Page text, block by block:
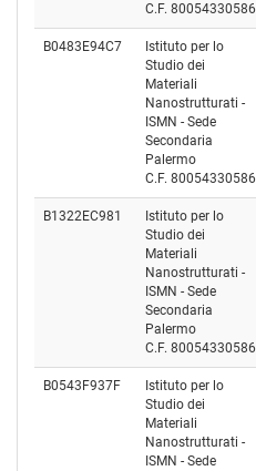
C.F. 80054330586
B0483E94C7
Istituto per lo
Studio dei
Materiali
Nanostrutturati -
ISMN - Sede
Secondaria
Palermo
C.F. 80054330586
B1322EC981
Istituto per lo
Studio dei
Materiali
Nanostrutturati -
ISMN - Sede
Secondaria
Palermo
C.F. 80054330586
B0543F937F
Istituto per lo
Studio dei
Materiali
Nanostrutturati -
ISMN - Sede